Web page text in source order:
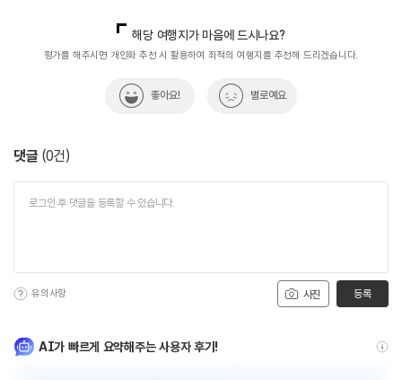
해당 여행지가 마음에 드시나요?
평가를 해주시면 개인화 추천 시 활용하여 최적의 여행지를 추천해 드리겠습니다.
좋아요! 별로예요
댓글 (0건)
사진
유의사항 등록
AI가 빠르게 요약해주는 사용자 후기!